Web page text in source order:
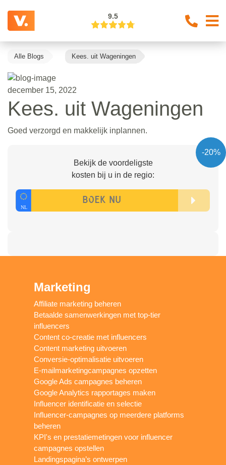
9.5
Alle Blogs Kees. uit Wageningen
december 15, 2022
Kees. uit Wageningen
Goed verzorgd en makkelijk inplannen.
-20%
Bekijk de voordeligste
kosten bij u in de regio:
Marketing
Affiliate marketing beheren
Betaalde samenwerkingen met top-tier
influencers
Content co-creatie met influencers
Content marketing uitvoeren
Conversie-optimalisatie uitvoeren
E-mailmarketingcampagnes opzetten
Google Ads campagnes beheren
Google Analytics rapportages maken
Influencer identificatie en selectie
Influencer-campagnes op meerdere platforms
beheren
KPI's en prestatiemetingen voor influencer
campagnes opstellen
Landingspagina’s ontwerpen